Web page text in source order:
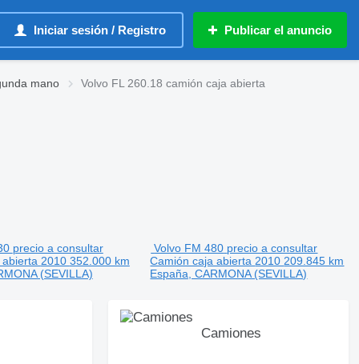
Iniciar sesión / Registro Publicar el anuncio
mano Volvo FL 260.18 camión caja abierta
precio a consultar
2010 352.000 km
(SEVILLA)
Volvo FM 480 precio a consultar
Camión caja abierta 2010 209.845 km
España, CARMONA (SEVILLA)
Camiones